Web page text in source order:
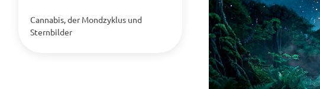
Cannabis, der Mondzyklus und
Sternbilder